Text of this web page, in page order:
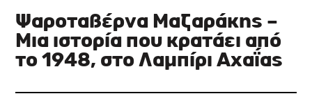
Ψαροταβέρνα Μαζαράκης –
Μια ιστορία που κρατάει από
το 1948, στο Λαμπίρι Αχαΐας